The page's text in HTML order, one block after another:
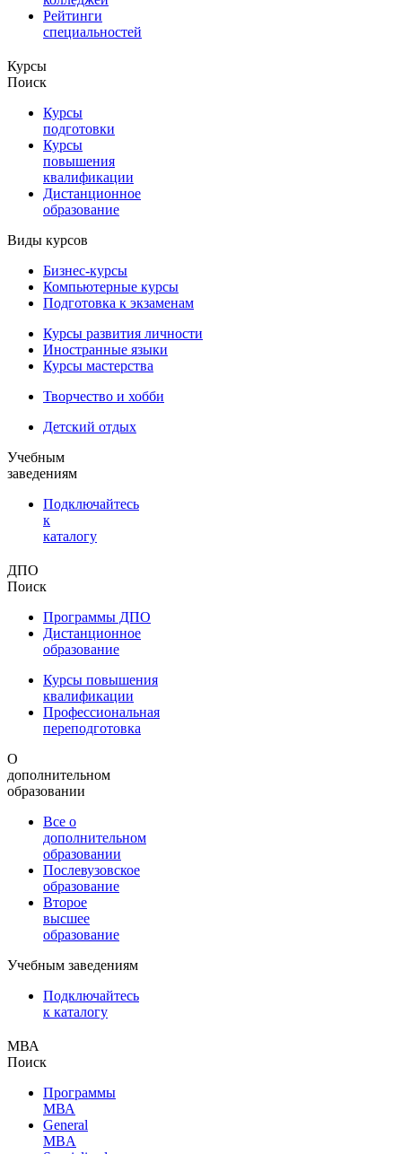
Рейтинги
специальностей
Курсы
Поиск
Курсы
подготовки
Курсы
повышения
квалификации
Дистанционное
образование
Виды курсов
Бизнес-курсы
Компьютерные курсы
Подготовка к экзаменам
Курсы развития личности
Иностранные языки
Курсы мастерства
Творчество и хобби
Детский отдых
Учебным
заведениям
Подключайтесь
к
каталогу
ДПО
Поиск
Программы ДПО
Дистанционное
образование
Курсы повышения
квалификации
Профессиональная
переподготовка
О
дополнительном
образовании
Все о
дополнительном
образовании
Послевузовское
образование
Второе
высшее
образование
Учебным заведениям
Подключайтесь
к каталогу
МВА
Поиск
Программы
МВА
General
MBA